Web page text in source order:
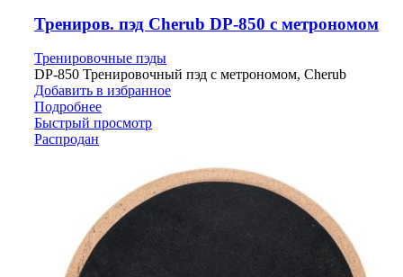
Трениров. пэд Cherub DP-850 с метрономом
Тренировочные пэды
DP-850 Тренировочный пэд с метрономом, Cherub
Добавить в избранное
Подробнее
Быстрый просмотр
Распродан